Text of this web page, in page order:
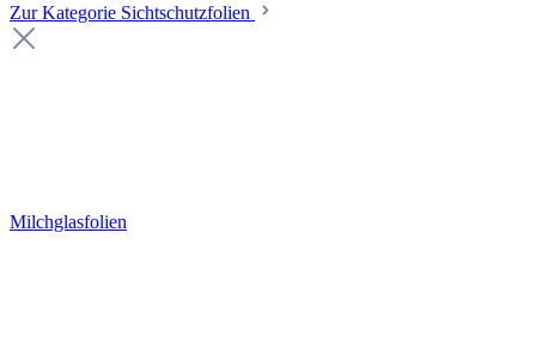
Zur Kategorie Sichtschutzfolien
Milchglasfolien